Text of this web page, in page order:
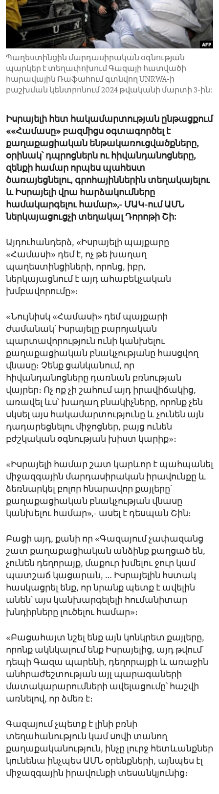
ENVIRONMENT AND HEALTH
IDEALS AND INSTITUTIONS
Պաղեստինցին մարդասիրական օգնության
պարկեր է տեղափոխում Գազայի հատվածի
հարավային Ռաֆահում գտնվող UNRWA-ի
բաշխման կենտրոնում 2024 թվականի մարտի 3-ին:
Իսրայելի հետ հակամարտության ընթացքում
««Համասը» բազմիցս օգտագործել է
քաղաքացիական ենթակառուցվածքները,
օրինակ՝ դպրոցներն ու հիվանդանոցները,
զենքի համար որպես պահեստ
ծառայեցնելու, գրոհայիններին տեղակայելու
և Իսրայելի վրա հարձակումները
համակարգելու համար»,- ՄԱԿ-ում ԱՄՆ
ներկայացուցչի տեղակալ Դորոթի Շի:
Այդուհանդերձ, «Իսրայելի պայքարը
«Համասի» դեմ է, ոչ թե խաղաղ
պաղեստինցիների, որոնց, իբր,
ներկայացնում է այդ ահաբեկչական
խմբավորումը»։
«Նույնիսկ «Համասի» դեմ պայքարի
ժամանակ՝ Իսրայելը բարոյական
պարտավորություն ունի կանխելու
քաղաքացիական բնակչությանը հասցվող
վնասը։ Չենք ցանկանում, որ
հիվանդանոցները դառնան բռնության
վայրեր։ Ոչ ոք չի շահում այդ իրավիճակից,
առավել ևս՝ խաղաղ բնակիչները, որոնք չեն
սկսել այս հակամարտությունը և չունեն այն
դադարեցնելու միջոցներ, բայց ունեն
բժշկական օգնության խիստ կարիք»։
«Իսրայելի համար շատ կարևոր է պահպանել
միջազգային մարդասիրական իրավունքը և
ձեռնարկել բոլոր հնարավոր քայլերը՝
քաղաքացիական բնակչության վնասը
կանխելու համար»,- ասել է դեսպան Շին։
Բացի այդ, քանի որ «Գազայում չափազանց
շատ քաղաքացիական անձինք քաղցած են,
չունեն դեղորայք, մաքուր խմելու ջուր կամ
պատշաճ կացարան, … Իսրայելին հստակ
հասկացրել ենք, որ նրանք պետք է ավելին
անեն՝ այս կանխարգելելի հումանիտար
խնդիրները լուծելու համար»։
«Բացահայտ նշել ենք այն կոնկրետ քայլերը,
որոնք ակնկալում ենք Իսրայելից, այդ թվում՝
դեպի Գազա պարենի, դեղորայքի և առաջին
անհրաժեշտության այլ պարագաների
մատակարարումների ավելացումը՝ հաշվի
առնելով, որ ձմեռ է։
Գազայում չպետք է լինի բռնի
տեղահանություն կամ սովի տանող
քաղաքականություն, ինչը լուրջ հետևանքներ
կունենա ինչպես ԱՄՆ օրենքների, այնպես էլ
միջազգային իրավունքի տեսանկյունից։